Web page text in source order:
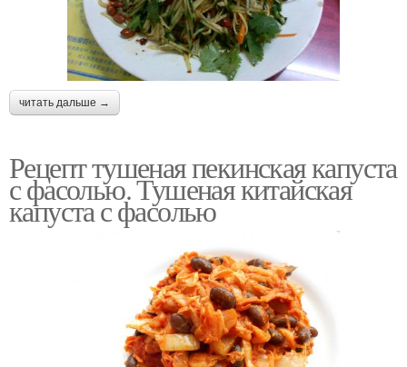
читать дальше →
Рецепт тушеная пекинская капуста
с фасолью. Тушеная китайская
капуста с фасолью